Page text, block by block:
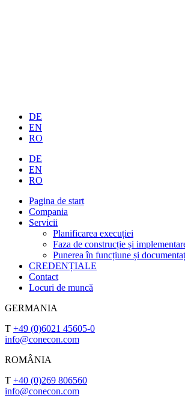
DE
EN
RO
DE
EN
RO
Pagina de start
Compania
Servicii
Planificarea execuției
Faza de construcție și
Punerea în funcțiune și
CREDENȚIALE
Contact
Locuri de muncă
GERMANIA
T +49 (0)6021 45605-0
info@conecon.com
ROMÂNIA
T +40 (0)269 806560
info@conecon.com